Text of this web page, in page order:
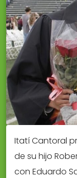
Itatí Cantoral
de su hijo
con Eduardo